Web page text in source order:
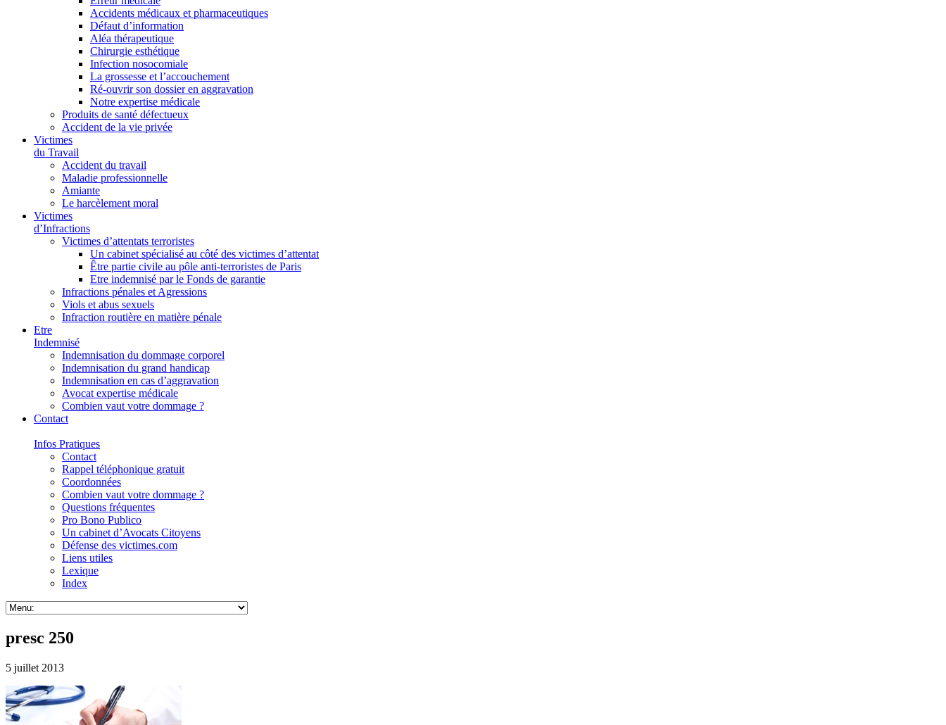
Accidents médicaux et pharmaceutiques
Défaut d’information
Aléa thérapeutique
Chirurgie esthétique
Infection nosocomiale
La grossesse et l’accouchement
Ré-ouvrir son dossier en aggravation
Notre expertise médicale
Produits de santé défectueux
Accident de la vie privée
Victimes
du Travail
Accident du travail
Maladie professionnelle
Amiante
Le harcèlement moral
Victimes
d’Infractions
Victimes d’attentats terroristes
Un cabinet spécialisé au côté des victimes d’attentat
Être partie civile au pôle anti-terroristes de Paris
Etre indemnisé par le Fonds de garantie
Infractions pénales et Agressions
Viols et abus sexuels
Infraction routière en matière pénale
Etre
Indemnisé
Indemnisation du dommage corporel
Indemnisation du grand handicap
Indemnisation en cas d’aggravation
Avocat expertise médicale
Combien vaut votre dommage ?
Contact
Infos Pratiques
Contact
Rappel téléphonique gratuit
Coordonnées
Combien vaut votre dommage ?
Questions fréquentes
Pro Bono Publico
Un cabinet d’Avocats Citoyens
Défense des victimes.com
Liens utiles
Lexique
Index
presc 250
5 juillet 2013